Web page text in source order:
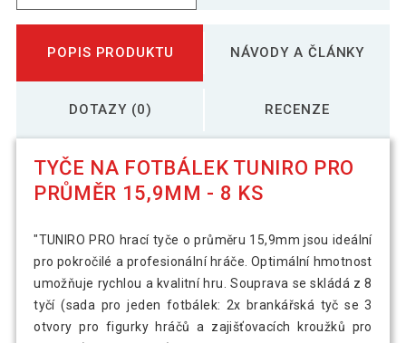
POPIS PRODUKTU NÁVODY A ČLÁNKY
DOTAZY (0) RECENZE
TYČE NA FOTBÁLEK TUNIRO PRO
PRŮMĚR 15,9MM - 8 KS
"TUNIRO PRO hrací tyče o průměru 15,9mm jsou ideální
pro pokročilé a profesionální hráče. Optimální hmotnost
umožňuje rychlou a kvalitní hru. Souprava se skládá z 8
tyčí (sada pro jeden fotbálek: 2x brankářská tyč se 3
otvory pro figurky hráčů a zajišťovacích kroužků pro